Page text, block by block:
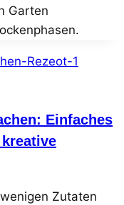
Garten
Einfaches
Zutaten